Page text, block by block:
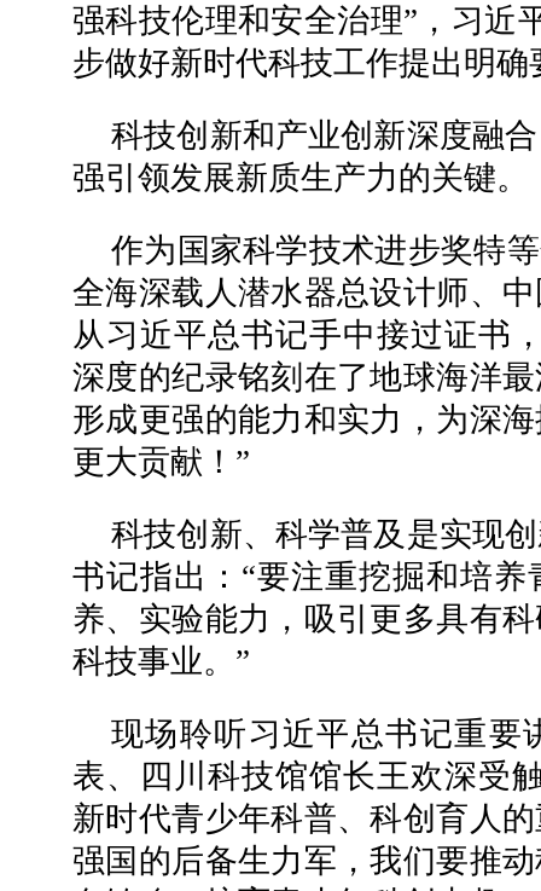
强科技伦理和安全治理”，习近
步做好新时代科技工作提出明确
科技创新和产业创新深度融
强引领发展新质生产力的关键。
作为国家科学技术进步奖特
全海深载人潜水器总设计师、
从习近平总书记手中接过证书
深度的纪录铭刻在了地球海洋
形成更强的能力和实力，为深
更大贡献！”
科技创新、科学普及是实现
书记指出：“要注重挖掘和培
养、实验能力，吸引更多具有
科技事业。”
现场聆听习近平总书记重要
表、四川科技馆馆长王欢深受
新时代青少年科普、科创育人
强国的后备生力军，我们要推